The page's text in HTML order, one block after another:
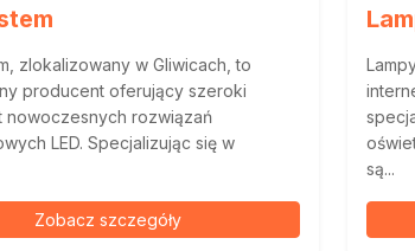
zlokalizowany w Gliwicach, to
producent oferujący szeroki
nowoczesnych rozwiązań
LED. Specjalizując się w
Zobacz szczegóły
są...